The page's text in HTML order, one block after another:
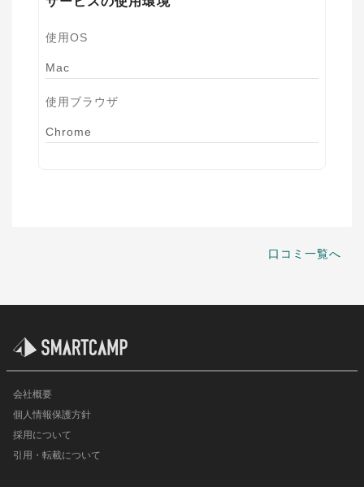
使用OS
Mac
使用ブラウザ
Chrome
口コミ一覧へ
会社概要
個人情報保護方針
採用について
引用・転載について